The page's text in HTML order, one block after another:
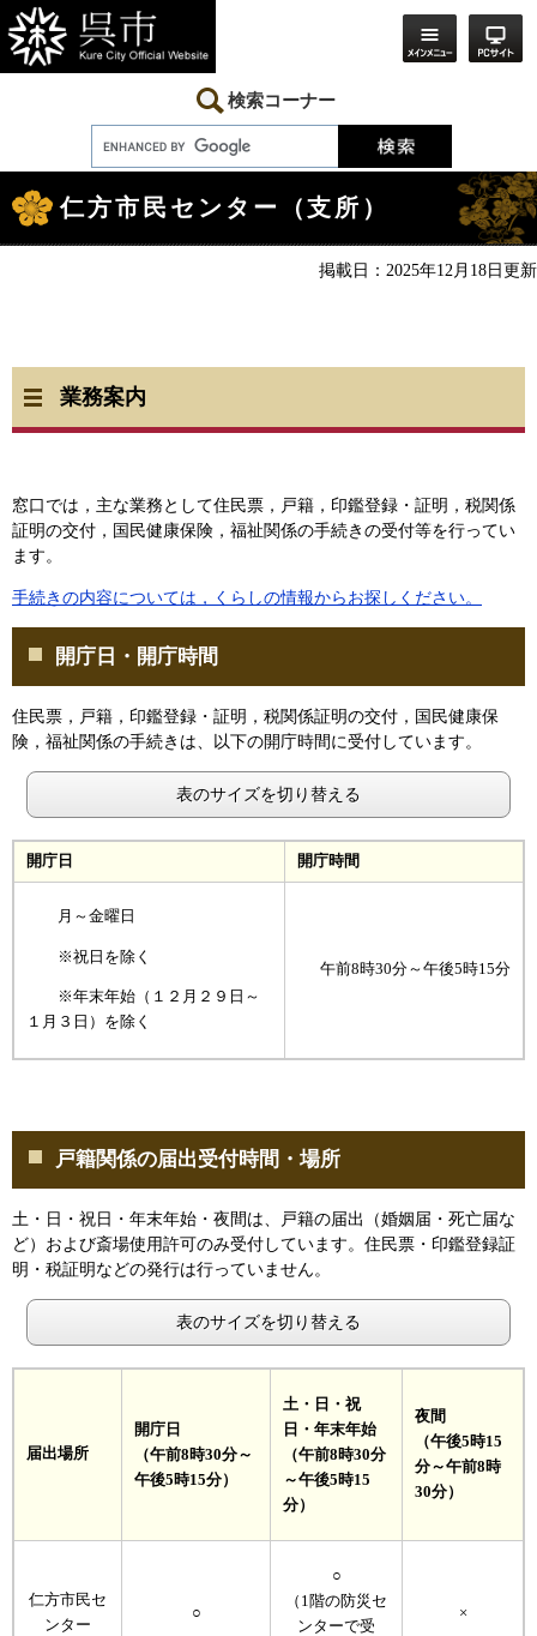
ー
ジ
の
ニ
ュ
ー
本
へ
検索コーナー
文
仁方市民センター（支所）
掲載日：2025年12月18日更新
業務案内
窓口では，主な業務として住民票，戸籍，印鑑登録・証明，税関係
証明の交付，国民健康保険，福祉関係の手続きの受付等を行ってい
ます。
手続きの内容については，くらしの情報からお探しください。
開庁日・開庁時間
住民票，戸籍，印鑑登録・証明，税関係証明の交付，国民健康保
険，福祉関係の手続きは、以下の開庁時間に受付しています。
表のサイズを切り替える
開庁日 開庁時間
月～金曜日
※祝日を除く
※年末年始（１２月２９日～
１月３日）を除く
午前8時30分～午後5時15分
戸籍関係の届出受付時間・場所
土・日・祝日・年末年始・夜間は、戸籍の届出（婚姻届・死亡届な
ど）および斎場使用許可のみ受付しています。住民票・印鑑登録証
明・税証明などの発行は行っていません。
表のサイズを切り替える
届出場所
開庁日
（午前8時30分～
午後5時15分）
土・日・祝
日・年末年始
（午前8時30分
～午後5時15
分）
夜間
（午後5時15
分～午前8時
30分）
仁方市民セ
ンター
○
○
（1階の防災セ
ンターで受
×